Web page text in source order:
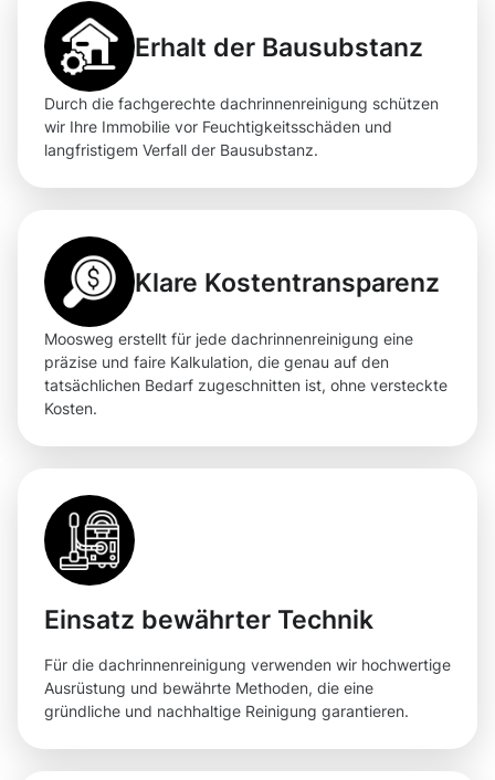
Erhalt der Bausubstanz
Durch die fachgerechte dachrinnenreinigung schützen
wir Ihre Immobilie vor Feuchtigkeitsschäden und
langfristigem Verfall der Bausubstanz.
Klare Kostentransparenz
Moosweg erstellt für jede dachrinnenreinigung eine
präzise und faire Kalkulation, die genau auf den
tatsächlichen Bedarf zugeschnitten ist, ohne versteckte
Kosten.
Einsatz bewährter Technik
Für die dachrinnenreinigung verwenden wir hochwertige
Ausrüstung und bewährte Methoden, die eine
gründliche und nachhaltige Reinigung garantieren.